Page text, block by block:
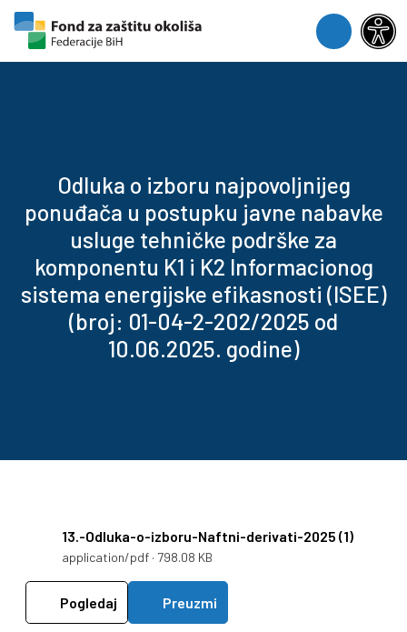
Skip to content
Skip to footer
Menu
Odluka o izboru najpovoljnijeg
ponuđača u postupku javne nabavke
usluge tehničke podrške za
komponentu K1 i K2 Informacionog
sistema energijske efikasnosti (ISEE)
(broj: 01-04-2-202/2025 od
10.06.2025. godine)
13.-Odluka-o-izboru-Naftni-derivati-2025 (1)
application/pdf · 798.08 KB
Pogledaj Preuzmi